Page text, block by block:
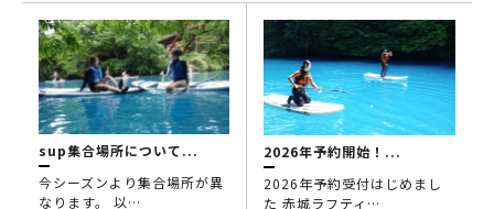
sup集合場所について...
今シーズンより集合場所が異
なります。 以…
2026年予約開始！...
2026年予約受付はじめまし
た 赤城ラフティ…